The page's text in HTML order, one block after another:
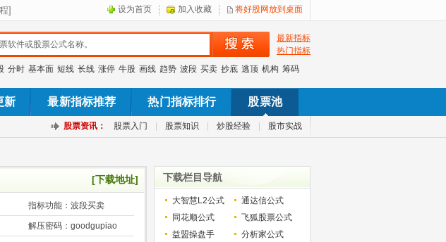
设为首页 加入收藏 将好股网放到桌面
最新指标
热门指标
分时 基本面 短线 长线 涨停 牛股 画线 趋势 波段 买卖 抄底 逃顶 机构 筹码
新 最新指标推荐 热门指标排行 股票池
股票资讯： 股票入门 股票知识 炒股经验 股市实战
[下载地址]
指标功能： 波段买卖
解压密码： goodgupiao
下载栏目导航
大智慧L2公式
通达信公式
同花顺公式
飞狐股票公式
益盟操盘手
分析家公式